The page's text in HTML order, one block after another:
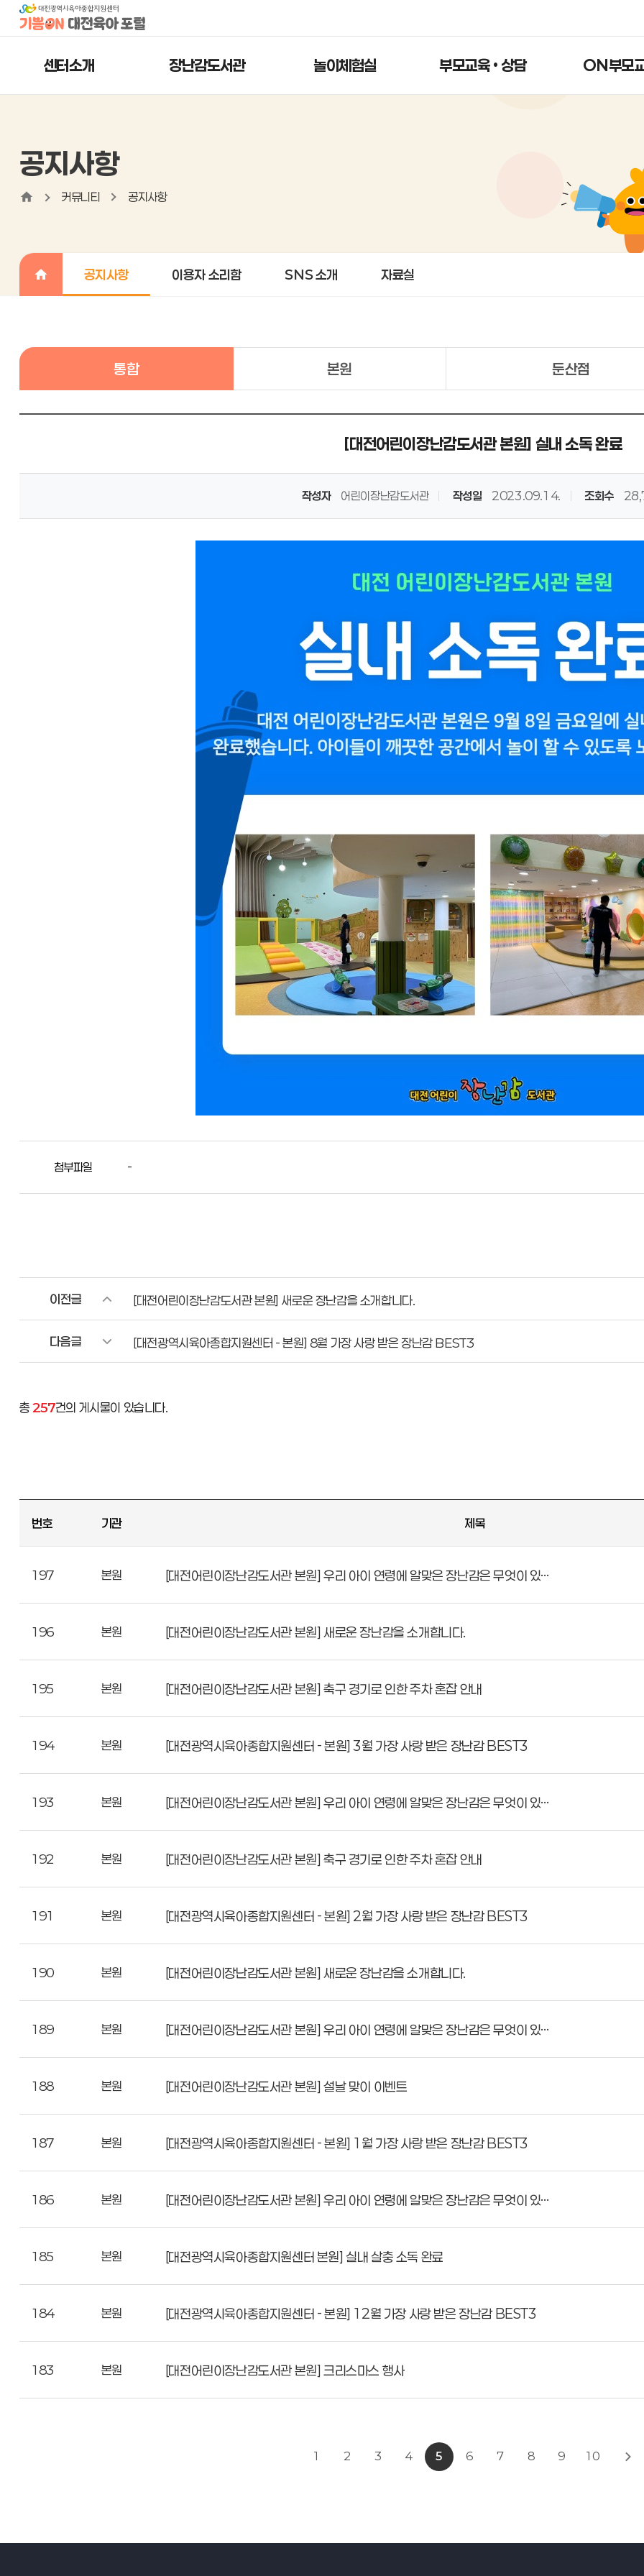
센터소개 장난감도서관 놀이체험실 부모교육 • 상담 ON부모
공지사항
커뮤니티 공지사항
공지사항 이용자 소리함 SNS 소개 자료실
통합 본원 둔산점
[대전어린이장난감도서관 본원] 실내 소독 완료
작성자 어린이장난감도서관 작성일 2023.09.14. 조회수
첨부파일 -
이전글 [대전어린이장난감도서관 본원] 새로운 장난감을 소개합니다.
다음글 [대전광역시육아종합지원센터 - 본원] 8월 가장 사랑 받은 장난감 BEST3
총257건의 게시물이 있습니다.
번호 기관 제목
197 본원 [대전어린이장난감도서관 본원] 우리 아이 연령에 알맞은 장난감은 무엇이 있…
196 본원 [대전어린이장난감도서관 본원] 새로운 장난감을 소개합니다.
195 본원 [대전어린이장난감도서관 본원] 축구 경기로 인한 주차 혼잡 안내
194 본원 [대전광역시육아종합지원센터 - 본원] 3월 가장 사랑 받은 장난감 BEST3
193 본원 [대전어린이장난감도서관 본원] 우리 아이 연령에 알맞은 장난감은 무엇이 있…
192 본원 [대전어린이장난감도서관 본원] 축구 경기로 인한 주차 혼잡 안내
191 본원 [대전광역시육아종합지원센터 - 본원] 2월 가장 사랑 받은 장난감 BEST3
190 본원 [대전어린이장난감도서관 본원] 새로운 장난감을 소개합니다.
189 본원 [대전어린이장난감도서관 본원] 우리 아이 연령에 알맞은 장난감은 무엇이 있…
188 본원 [대전어린이장난감도서관 본원] 설날 맞이 이벤트
187 본원 [대전광역시육아종합지원센터 - 본원] 1월 가장 사랑 받은 장난감 BEST3
186 본원 [대전어린이장난감도서관 본원] 우리 아이 연령에 알맞은 장난감은 무엇이 있…
185 본원 [대전광역시육아종합지원센터 본원] 실내 살충 소독 완료
184 본원 [대전광역시육아종합지원센터 - 본원] 12월 가장 사랑 받은 장난감 BEST3
183 본원 [대전어린이장난감도서관 본원] 크리스마스 행사
1 2 3 4 5 6 7 8 9 10